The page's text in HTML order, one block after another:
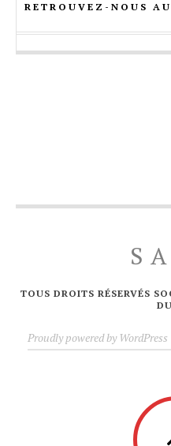
RETROUVEZ-NOUS
TOUS DROITS RÉSERVÉS
Proudly powered by WordPress